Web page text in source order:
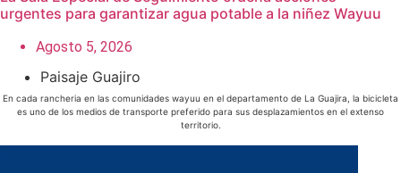
urgentes para garantizar agua potable a la niñez Wayuu
Agosto 5, 2026
Paisaje Guajiro
En cada rancheria en las comunidades wayuu en el departamento de La Guajira, la bicicleta
es uno de los medios de transporte preferido para sus desplazamientos en el extenso
territorio.